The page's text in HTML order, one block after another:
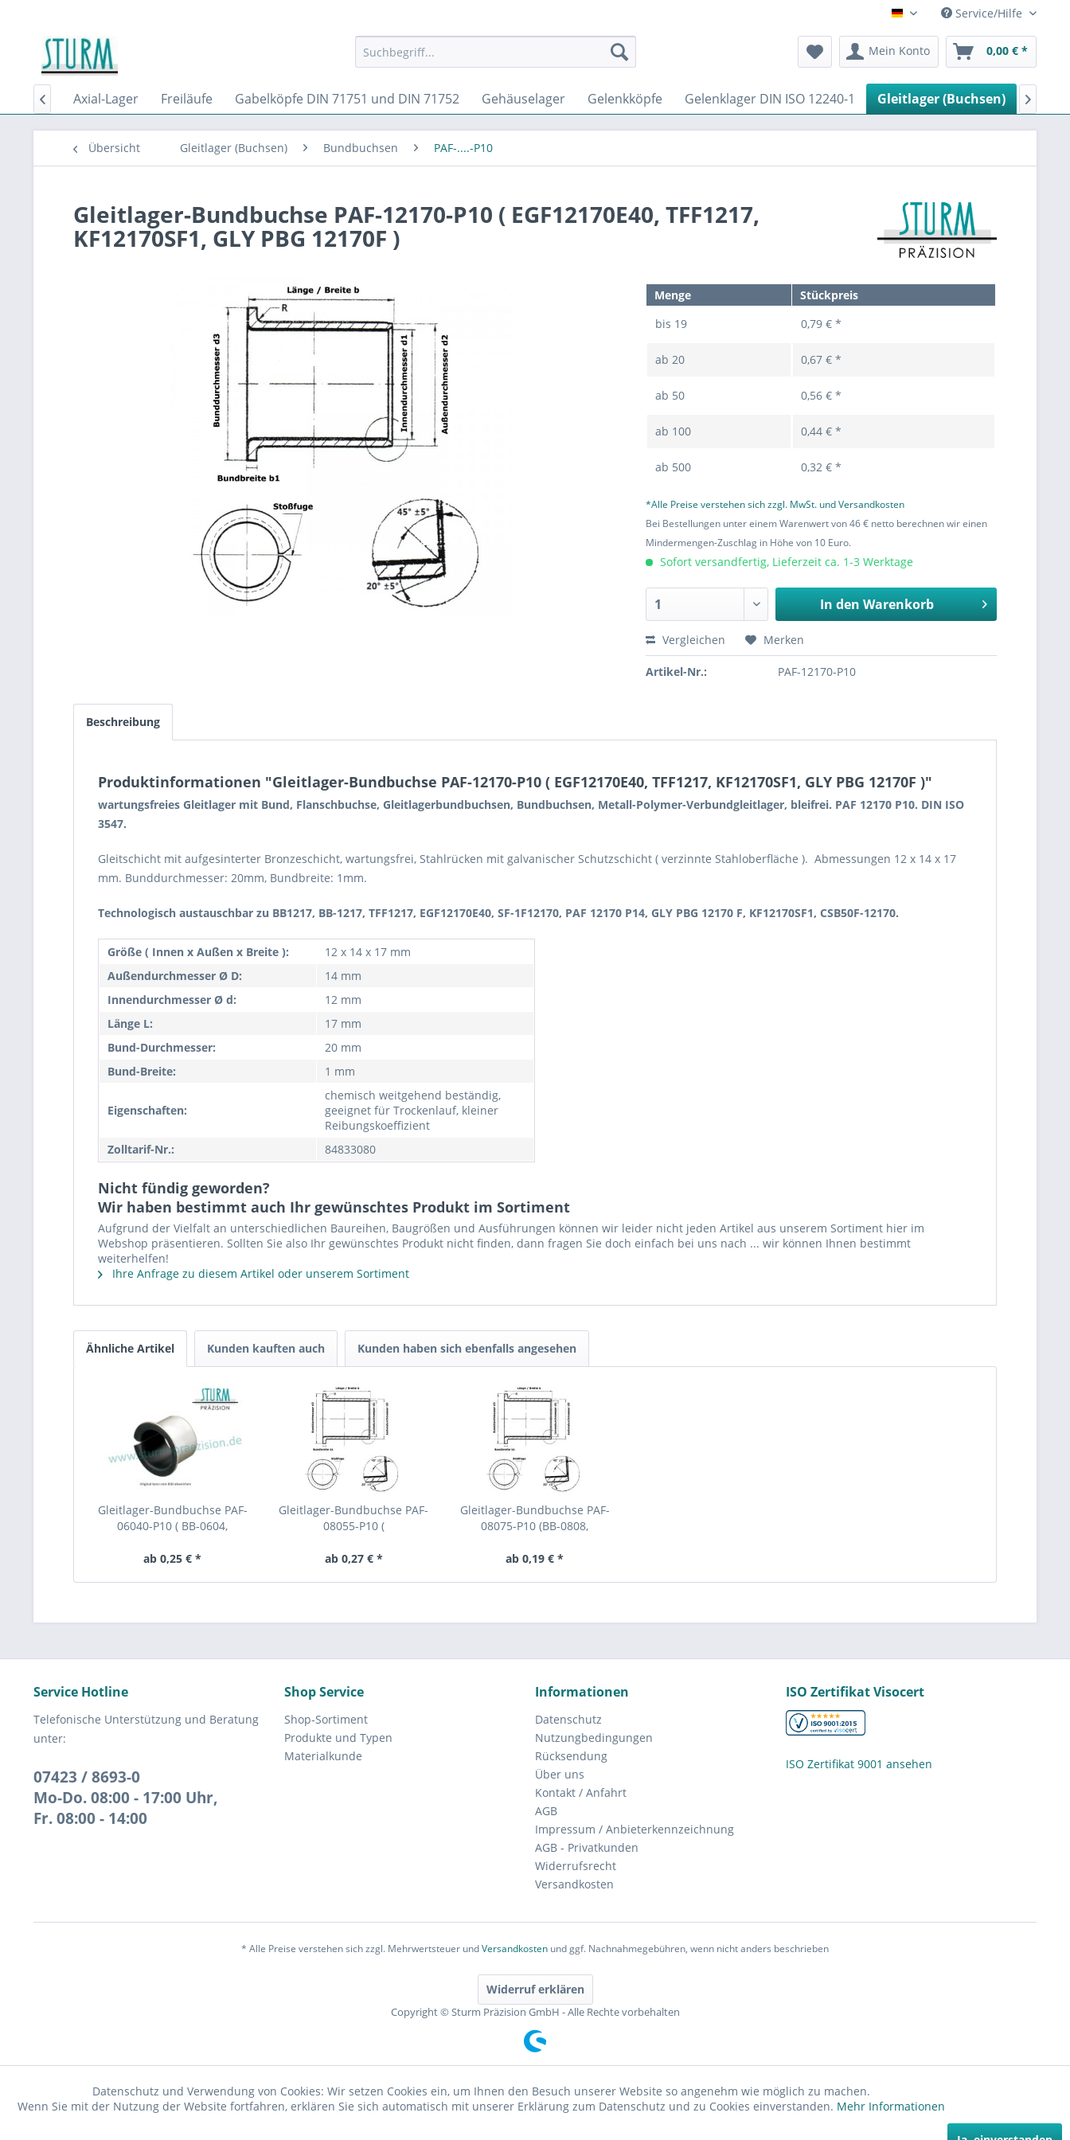
Deutsch Service/Hilfe
Mein Konto 0,00 € *
C Axial-Lager Freiläufe Gabelköpfe DIN 71751 und DIN 71752 Gehäuselager Gelenkköpfe Gelenklager DIN ISO 12240-1 Gleitlager (Buchsen)
 
Übersicht Gleitlager (Buchsen) Bundbuchsen PAF-....-P10
Gleitlager-Bundbuchse PAF-12170-P10 ( EGF12170E40, TFF1217,
KF12170SF1, GLY PBG 12170F )
Menge
Stückpreis
bis 19 0,79 € *
ab20 0,67 € *
ab 50 0,56 € *
ab 100 0,44 € *
ab 500 0,32 € *
*Alle Preise verstehen sich zzgl. MwSt. und Versandkosten
Bei Bestellungen unter einem Warenwert von 46 € netto berechnen wir einen
Mindermengen-Zuschlag in Höhe von 10 Euro.
Sofort versandfertig, Lieferzeit ca. 1-3 Werktage
In den Warenkorb
Vergleichen Merken
Artikel-Nr.: PAF-12170-P10
Beschreibung
Produktinformationen "Gleitlager-Bundbuchse PAF-12170-P10 ( EGF12170E40, TFF1217, KF12170SF1, GLY PBG 12170F )"
wartungsfreies Gleitlager mit Bund, Flanschbuchse, Gleitlagerbundbuchsen, Bundbuchsen, Metall-Polymer-Verbundgleitlager, bleifrei. PAF 12170 P10. DIN ISO
3547.
Gleitschicht mit aufgesinterter Bronzeschicht, wartungsfrei, Stahlrücken mit galvanischer Schutzschicht ( verzinnte Stahloberfläche ). Abmessungen 12 x 14 x 17
mm. Bunddurchmesser: 20mm, Bundbreite: 1mm.
Technologisch austauschbar zu BB1217, BB-1217, TFF1217, EGF12170E40, SF-1F12170, PAF 12170 P14, GLY PBG 12170 F, KF12170SF1, CSB50F-12170.
Größe ( Innen x Außen x Breite ):
12 x 14 x 17 mm
Außendurchmesser Ø D:
14 mm
Innendurchmesser Ø d:
12 mm
Länge L:
17 mm
Bund-Durchmesser:
20 mm
Bund-Breite:
1 mm
Eigenschaften:
chemisch weitgehend beständig,
geeignet für Trockenlauf, kleiner
Reibungskoeffizient
Zolltarif-Nr.:
84833080
Nicht fündig geworden?
Wir haben bestimmt auch Ihr gewünschtes Produkt im Sortiment
Aufgrund der Vielfalt an unterschiedlichen Baureihen, Baugrößen und Ausführungen können wir leider nicht jeden Artikel aus unserem Sortiment hier im
Webshop präsentieren. Sollten Sie also Ihr gewünschtes Produkt nicht finden, dann fragen Sie doch einfach bei uns nach ... wir können Ihnen bestimmt
weiterhelfen!
Ihre Anfrage zu diesem Artikel oder unserem Sortiment
Ähnliche Artikel Kunden kauften auch Kunden haben sich ebenfalls angesehen
Gleitlager-Bundbuchse PAF-
06040-P10 ( BB-0604,
ab 0,25 € *
Gleitlager-Bundbuchse PAF-
08055-P10 (
KF08055SF1, GLY...
ab 0,27 € *
Gleitlager-Bundbuchse PAF-
08075-P10 (BB-0808,
TFF0808,...
ab 0,19 € *
Service Hotline
Telefonische Unterstützung und Beratung
unter:
07423 / 8693-0
Mo-Do. 08:00 - 17:00 Uhr,
Fr. 08:00 - 14:00
Shop Service
Shop-Sortiment
Produkte und Typen
Materialkunde
Informationen
Datenschutz
Nutzungbedingungen
Rücksendung
Über uns
Kontakt / Anfahrt
AGB
Impressum / Anbieterkennzeichnung
AGB - Privatkunden
Widerrufsrecht
Versandkosten
ISO Zertifikat Visocert
ISO Zertifikat 9001 ansehen
* Alle Preise verstehen sich zzgl. Mehrwertsteuer undVersandkosten und ggf. Nachnahmegebühren, wenn nicht anders beschrieben
Widerruf erklären
Copyright © Sturm Präzision GmbH - Alle Rechte vorbehalten
Datenschutz und Verwendung von Cookies: Wir setzen Cookies ein, um Ihnen den Besuch unserer Website so angenehm wie möglich zu machen.
Wenn Sie mit der Nutzung der Website fortfahren, erklären Sie sich automatisch mit unserer Erklärung zum Datenschutz und zu Cookies einverstanden. Mehr Informationen